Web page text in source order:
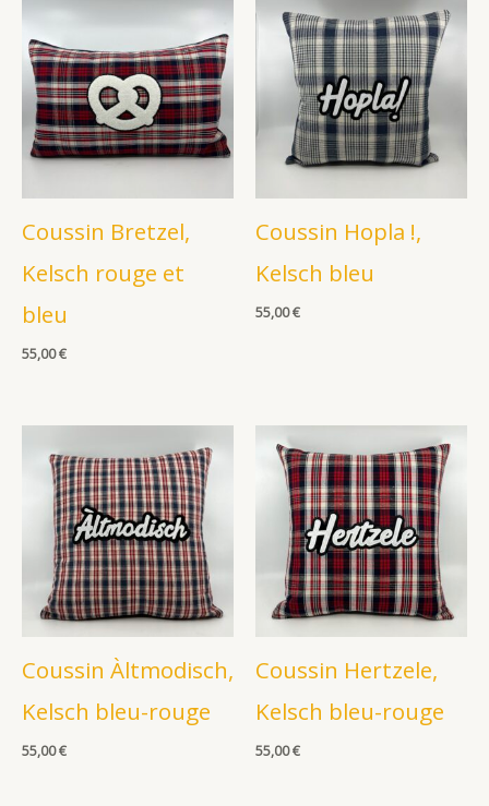
Coussin Bretzel,
Kelsch rouge et
bleu
55,00€
Coussin Hopla !,
Kelsch bleu
55,00€
Coussin Àltmodisch,
Kelsch bleu-rouge
55,00€
Coussin Hertzele,
Kelsch bleu-rouge
55,00€